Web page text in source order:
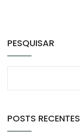
PESQUISAR
POSTS RECENTES